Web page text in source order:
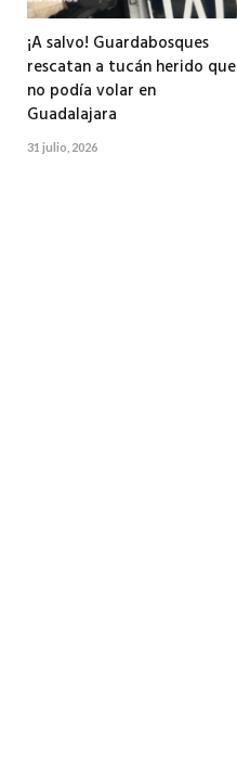
¡A salvo! Guardabosques
rescatan a tucán herido que
no podía volar en
Guadalajara
31 julio, 2026